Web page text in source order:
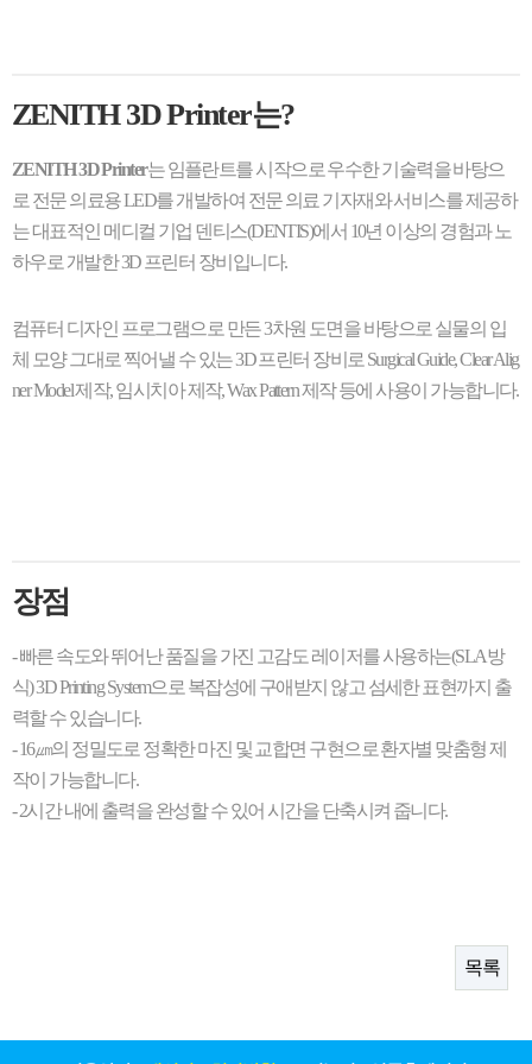
ZENITH 3D Printer는?
ZENITH 3D Printer는 임플란트를 시작으로 우수한 기술력을 바탕으
로 전문 의료용 LED를 개발하여 전문 의료 기자재와 서비스를 제공하
는 대표적인 메디컬 기업 덴티스(DENTIS)에서 10년 이상의 경험과 노
하우로 개발한 3D 프린터 장비입니다.
컴퓨터 디자인 프로그램으로 만든 3차원 도면을 바탕으로 실물의 입
체 모양 그대로 찍어낼 수 있는 3D 프린터 장비로 Surgical Guide, Clear Alig
ner Model 제작, 임시치아 제작, Wax Pattern 제작 등에 사용이 가능합니다.
장점
- 빠른 속도와 뛰어난 품질을 가진 고감도 레이저를 사용하는(SLA방
식) 3D Printing System으로 복잡성에 구애받지 않고 섬세한 표현까지 출
력할 수 있습니다.
- 16㎛의 정밀도로 정확한 마진 및 교합면 구현으로 환자별 맞춤형 제
작이 가능합니다.
- 2시간 내에 출력을 완성할 수 있어 시간을 단축시켜 줍니다.
목록